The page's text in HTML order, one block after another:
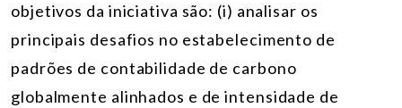
objetivos da iniciativa são: (i) analisar os
principais desafios no estabelecimento de
padrões de contabilidade de carbono
globalmente alinhados e de intensidade de